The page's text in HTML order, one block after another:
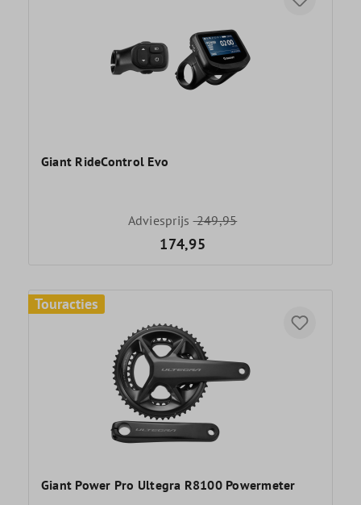
Giant RideControl Evo
Adviesprijs249,95
174,95
Touracties
Giant Power Pro Ultegra R8100 Powermeter